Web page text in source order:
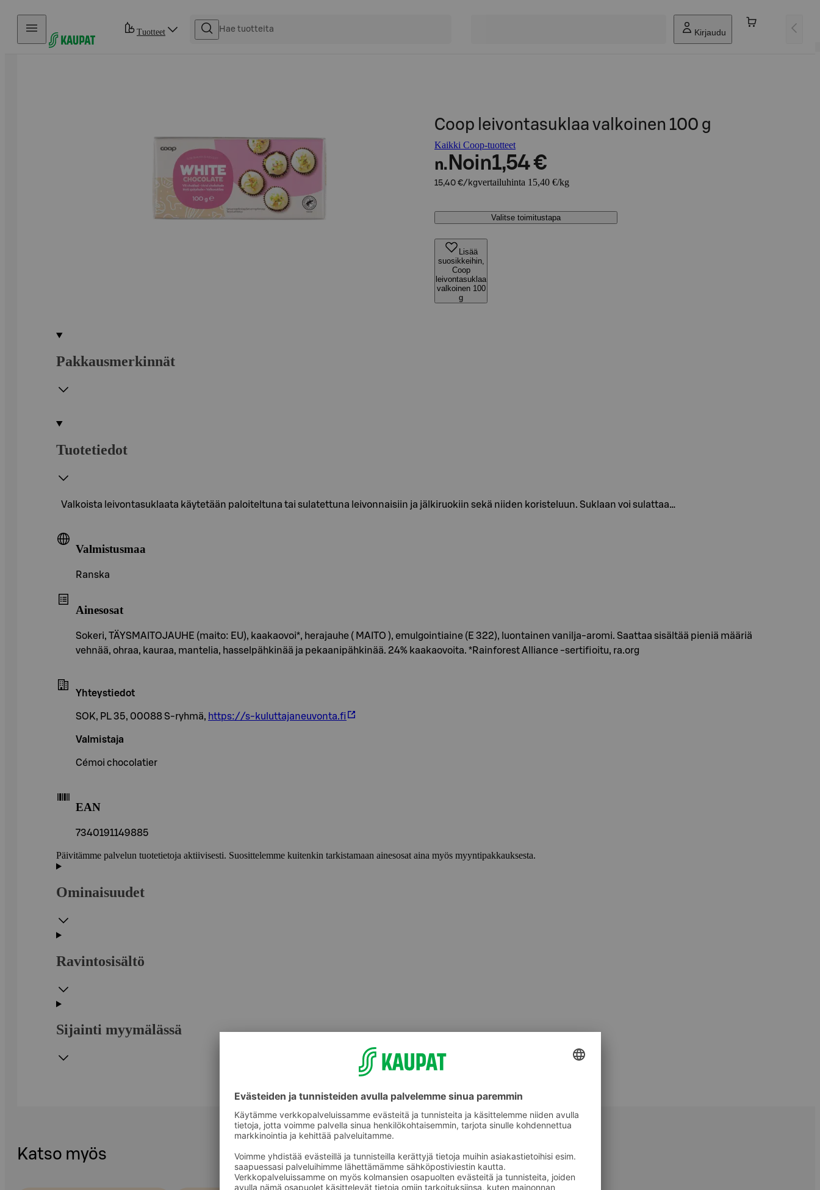
Hyppää sisältöön
Tuotteet Kirjaudu
Coop leivontasuklaa valkoinen 100 g
Kaikki Coop-tuotteet
n. Noin1,54 €
15,40 €/kgvertailuhinta 15,40 €/kg
Valitse toimitustapa
Lisää
suosikkeihin,
Coop
leivontasuklaa
valkoinen 100
g
Pakkausmerkinnät
Tuotetiedot
Valkoista leivontasuklaata käytetään paloiteltuna tai sulatettuna leivonnaisiin ja jälkiruokiin sekä niiden koristeluun. Suklaan voi sulattaa…
Valmistusmaa
Ranska
Ainesosat
Sokeri, TÄYSMAITOJAUHE (maito: EU), kaakaovoi*, herajauhe ( MAITO ), emulgointiaine (E 322), luontainen vanilja-aromi. Saattaa sisältää pieniä määriä
vehnää, ohraa, kauraa, mantelia, hasselpähkinää ja pekaanipähkinää. 24% kaakaovoita. *Rainforest Alliance -sertifioitu, ra.org
Yhteystiedot
SOK, PL 35, 00088 S-ryhmä, https://s-kuluttajaneuvonta.fi
Valmistaja
Cémoi chocolatier
EAN
7340191149885
Päivitämme palvelun tuotetietoja aktiivisesti. Suosittelemme kuitenkin tarkistamaan ainesosat aina myös myyntipakkauksesta.
Ominaisuudet
Ravintosisältö
Sijainti myymälässä
Katso myös